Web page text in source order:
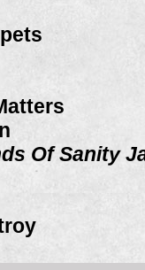
Of Sanity